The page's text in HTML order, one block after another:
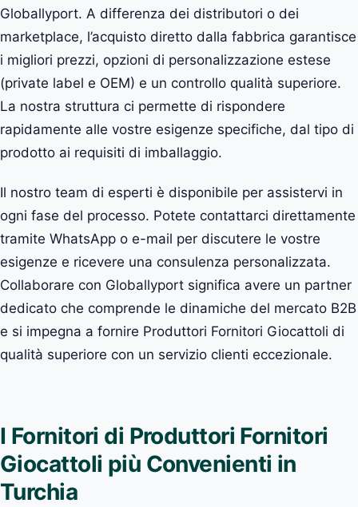
Globallyport. A differenza dei distributori o dei
marketplace, l’acquisto diretto dalla fabbrica garantisce
i migliori prezzi, opzioni di personalizzazione estese
(private label e OEM) e un controllo qualità superiore.
La nostra struttura ci permette di rispondere
rapidamente alle vostre esigenze specifiche, dal tipo di
prodotto ai requisiti di imballaggio.
Il nostro team di esperti è disponibile per assistervi in
ogni fase del processo. Potete contattarci direttamente
tramite WhatsApp o e-mail per discutere le vostre
esigenze e ricevere una consulenza personalizzata.
Collaborare con Globallyport significa avere un partner
dedicato che comprende le dinamiche del mercato B2B
e si impegna a fornire Produttori Fornitori Giocattoli di
qualità superiore con un servizio clienti eccezionale.
I Fornitori di Produttori Fornitori
Giocattoli più Convenienti in
Turchia